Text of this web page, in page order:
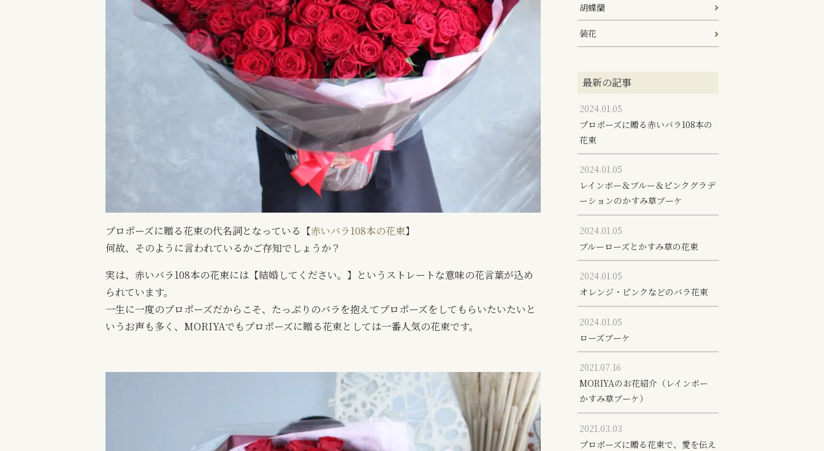
プロポーズに贈る花束の代名詞となっている【赤いバラ108本の花束】
何故、そのように言われているかご存知でしょうか？
実は、赤いバラ108本の花束には【結婚してください。】というストレートな意味の花言葉が込め
られています。
一生に一度のプロポーズだからこそ、たっぷりのバラを抱えてプロポーズをしてもらいたいたいと
いうお声も多く、MORIYAでもプロポーズに贈る花束としては一番人気の花束です。
胡蝶蘭
装花
最新の記事
2024.01.05
プロポーズに贈る赤いバラ108本の
花束
2024.01.05
レインボー＆ブルー＆ピンクグラデ
ーションのかすみ草ブーケ
2024.01.05
ブルーローズとかすみ草の花束
2024.01.05
オレンジ・ピンクなどのバラ花束
2024.01.05
ローズブーケ
2021.07.16
MORIYAのお花紹介（レインボー
かすみ草ブーケ）
2021.03.03
プロポーズに贈る花束で、愛を伝え